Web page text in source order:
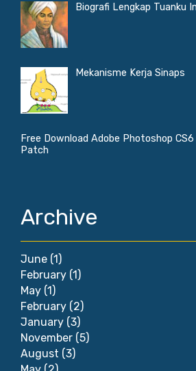
Biografi Lengkap Tuanku
Mekanisme Kerja Sinaps
Free Download Adobe Photoshop CS6
Patch
Archive
June (1)
February (1)
May (1)
February (2)
January (3)
November (5)
August (3)